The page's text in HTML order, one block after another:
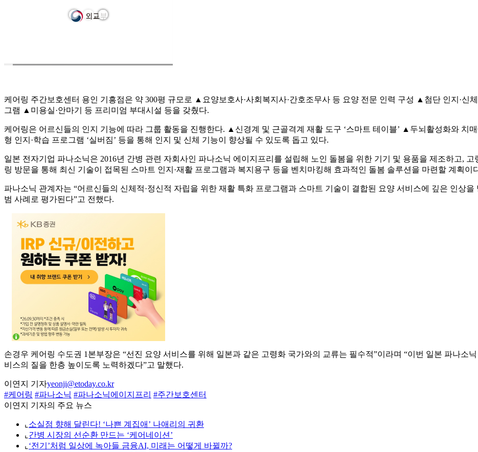
케어링 주간보호센터 용인 기흥점은 약 300평 규모로 ▲요양보호사·사회복지사·간호조무사 등 요양 전문 인력 구성 ▲첨단 인지·신
그램 ▲미용실·안마기 등 프리미엄 부대시설 등을 갖췄다.
케어링은 어르신들의 인지 기능에 따라 그룹 활동을 진행한다. ▲신경계 및 근골격계 재활 도구 ‘스마트 테이블’ ▲두뇌활성화와 치
형 인지·학습 프로그램 ‘실버짐’ 등을 통해 인지 및 신체 기능이 향상될 수 있도록 돕고 있다.
일본 전자기업 파나소닉은 2016년 간병 관련 자회사인 파나소닉 에이지프리를 설립해 노인 돌봄을 위한 기기 및 용품을 제조하고,
링 방문을 통해 최신 기술이 접목된 스마트 인지·재활 프로그램과 복지용구 등을 벤치마킹해 효과적인 돌봄 솔루션을 마련할 계획이
파나소닉 관계자는 “어르신들의 신체적·정신적 자립을 위한 재활 특화 프로그램과 스마트 기술이 결합된 요양 서비스에 깊은 인상
범 사례로 평가된다”고 전했다.
손경우 케어링 수도권 1본부장은 “선진 요양 서비스를 위해 일본과 같은 고령화 국가와의 교류는 필수적”이라며 “이번 일본 파나소
비스의 질을 한층 높이도록 노력하겠다”고 말했다.
이연지 기자yeonji@etoday.co.kr
#케어링 #파나소닉 #파나소닉에이지프리 #주간보호센터
이연지 기자의 주요 뉴스
⌞ 소실점 향해 달린다! ‘나쁜 계집애’ 나애리의 귀환
⌞ 간병 시장의 선순환 만드는 ‘케어네이션’
⌞ ‘전기’처럼 일상에 녹아들 금융AI, 미래는 어떻게 바뀔까?